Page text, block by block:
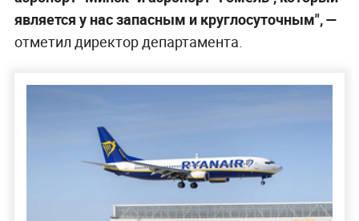
является у нас запасным и круглосуточным", —
отметил директор департамента.